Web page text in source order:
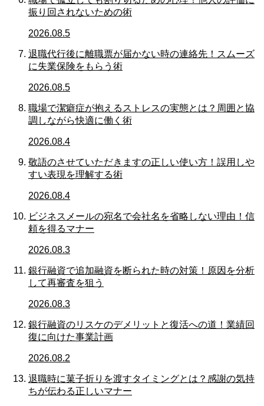
振り回されないための術
2026.08.5
退職代行後に離職票が届かない時の連絡先！スムーズ
に失業保険をもらう術
2026.08.5
職場で潔癖症が抱えるストレスの実態とは？周囲と協
調しながら快適に働く術
2026.08.4
敬語のさせていただきますの正しい使い方！誤用しや
すい表現を理解する術
2026.08.4
ビジネスメールの宛名で会社名を省略しない理由！信
頼を得るマナー
2026.08.3
銀行融資で追加融資を断られた時の対策！原因を分析
して再審査を狙う
2026.08.3
銀行融資のリスケのデメリットと復活への道！業績回
復に向けた事業計画
2026.08.2
退職時に菓子折りを渡すタイミングとは？感謝の気持
ちが伝わる正しいマナー